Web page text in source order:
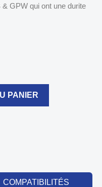
GPW qui ont une durite
PANIER
COMPATIBILITÉS